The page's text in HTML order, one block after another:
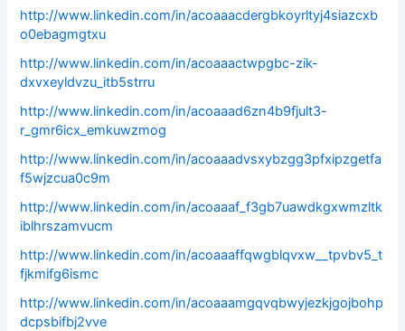
http://www.linkedin.com/in/acoaaacdergbkoyrltyj4siazcxb
o0ebagmgtxu
http://www.linkedin.com/in/acoaaactwpgbc-zik-
dxvxeyldvzu_itb5strru
http://www.linkedin.com/in/acoaaad6zn4b9fjult3-
r_gmr6icx_emkuwzmog
http://www.linkedin.com/in/acoaaadvsxybzgg3pfxipzgetfa
f5wjzcua0c9m
http://www.linkedin.com/in/acoaaaf_f3gb7uawdkgxwmzltk
iblhrszamvucm
http://www.linkedin.com/in/acoaaaffqwgblqvxw__tpvbv5_t
fjkmifg6ismc
http://www.linkedin.com/in/acoaaamgqvqbwyjezkjgojbohp
dcpsbifbj2vve